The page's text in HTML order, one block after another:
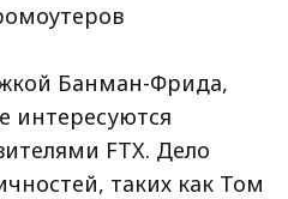
Банман-Фрида,
интересуются
FTX. Дело
таких как Том